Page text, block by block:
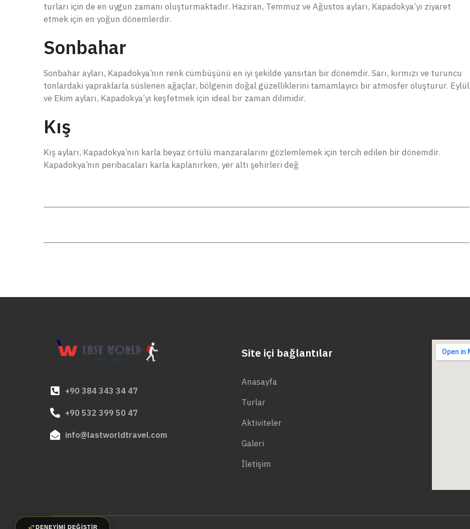
turları için de en uygun zamanı oluşturmaktadır. Haziran, Temmuz ve Ağustos ayları, Kapadokya’yı ziyaret
etmek için en yoğun dönemlerdir.
Sonbahar
Sonbahar ayları, Kapadokya’nın renk cümbüşünü en iyi şekilde yansıtan bir dönemdir. Sarı, kırmızı ve turuncu
tonlardaki yapraklarla süslenen ağaçlar, bölgenin doğal güzelliklerini tamamlayıcı bir atmosfer oluşturur. Eylül
ve Ekim ayları, Kapadokya’yı keşfetmek için ideal bir zaman dilimidir.
Kış
Kış ayları, Kapadokya’nın karla beyaz örtülü manzaralarını gözlemlemek için tercih edilen bir dönemdir.
Kapadokya’nın peribacaları karla kaplanırken, yer altı şehirleri değ
+90 384 343 34 47
+90 532 399 50 47
info@lastworldtravel.com
Site içi bağlantılar
Anasayfa
Turlar
Aktiviteler
Galeri
İletişim
DENEYİMİ DEĞİŞTİR